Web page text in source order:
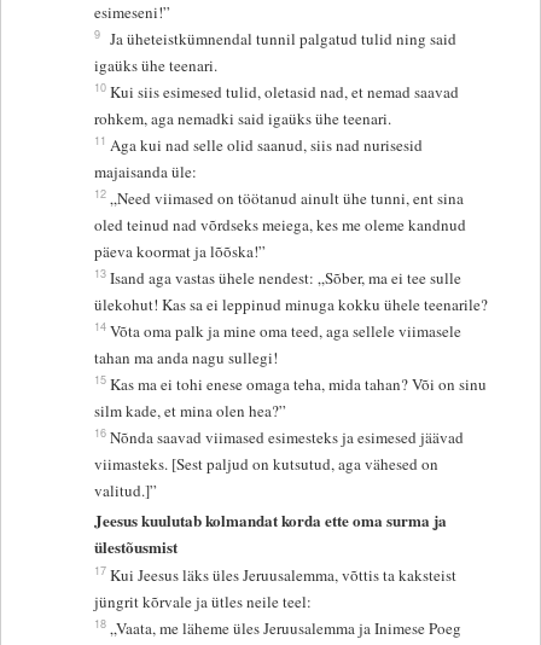
esimeseni!”
9 Ja üheteistkümnendal tunnil palgatud tulid ning said
igaüks ühe teenari.
10 Kui siis esimesed tulid, oletasid nad, et nemad saavad
rohkem, aga nemadki said igaüks ühe teenari.
11 Aga kui nad selle olid saanud, siis nad nurisesid
majaisanda üle:
12 „Need viimased on töötanud ainult ühe tunni, ent sina
oled teinud nad võrdseks meiega, kes me oleme kandnud
päeva koormat ja lõõska!”
13 Isand aga vastas ühele nendest: „Sõber, ma ei tee sulle
ülekohut! Kas sa ei leppinud minuga kokku ühele teenarile?
14 Võta oma palk ja mine oma teed, aga sellele viimasele
tahan ma anda nagu sullegi!
15 Kas ma ei tohi enese omaga teha, mida tahan? Või on sinu
silm kade, et mina olen hea?”
16 Nõnda saavad viimased esimesteks ja esimesed jäävad
viimasteks. [Sest paljud on kutsutud, aga vähesed on
valitud.]”
Jeesus kuulutab kolmandat korda ette oma surma ja
ülestõusmist
17 Kui Jeesus läks üles Jeruusalemma, võttis ta kaksteist
jüngrit kõrvale ja ütles neile teel:
18 „Vaata, me läheme üles Jeruusalemma ja Inimese Poeg